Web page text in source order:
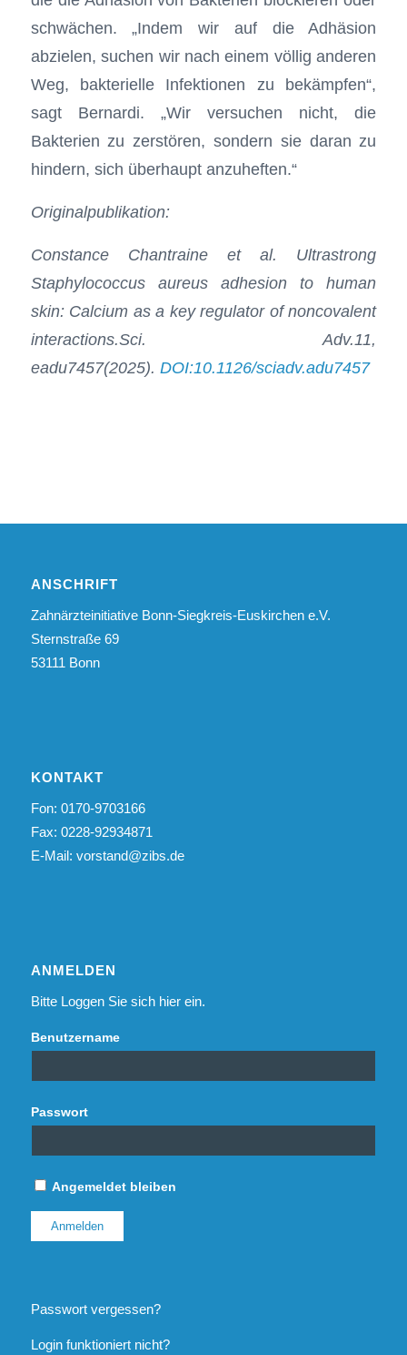
schwächen. „Indem wir auf die Adhäsion
abzielen, suchen wir nach einem völlig anderen
Weg, bakterielle Infektionen zu bekämpfen“,
sagt Bernardi. „Wir versuchen nicht, die
Bakterien zu zerstören, sondern sie daran zu
hindern, sich überhaupt anzuheften.“
Originalpublikation:
Constance Chantraine et al. Ultrastrong
Staphylococcus aureus adhesion to human
skin: Calcium as a key regulator of noncovalent
interactions.Sci. Adv.11,
eadu7457(2025). DOI:10.1126/sciadv.adu7457
ANSCHRIFT
Zahnärzteinitiative Bonn-Siegkreis-Euskirchen e.V.
Sternstraße 69
53111 Bonn
KONTAKT
Fon: 0170-9703166
Fax: 0228-92934871
E-Mail: vorstand@zibs.de
ANMELDEN
Bitte Loggen Sie sich hier ein.
Benutzername
Passwort
Angemeldet bleiben
Passwort vergessen?
Login funktioniert nicht?